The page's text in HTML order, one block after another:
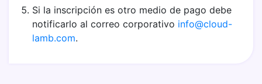
Si la inscripción es otro medio de pago debe
notificarlo al correo corporativo info@cloud-
lamb.com.